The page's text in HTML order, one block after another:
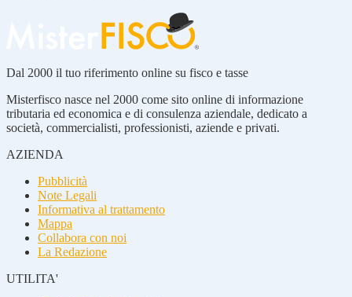
Dal 2000 il tuo riferimento online su fisco e tasse
Misterfisco nasce nel 2000 come sito online di informazione
tributaria ed economica e di consulenza aziendale, dedicato a
società, commercialisti, professionisti, aziende e privati.
AZIENDA
Pubblicità
Note Legali
Informativa al trattamento
Mappa
Collabora con noi
La Redazione
UTILITA'